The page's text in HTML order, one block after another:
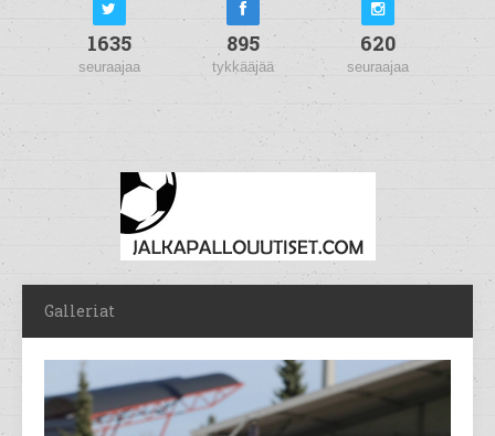
1635
seuraajaa
895
tykkääjää
620
seuraajaa
Galleriat